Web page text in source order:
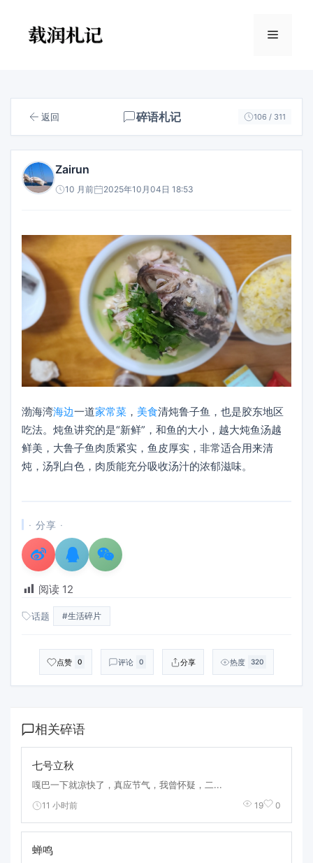
菜
返回 碎语札记 106 / 311
Zairun
10 月前 2025年10月04日 18:53
渤海湾海边一道家常菜 ， 美食清炖鲁子鱼，也是胶东地区
吃法。炖鱼讲究的是“新鲜”，和鱼的大小，越大炖鱼汤越
鲜美，大鲁子鱼肉质紧实，鱼皮厚实，非常适合用来清
炖，汤乳白色，肉质能充分吸收汤汁的浓郁滋味。
· 分享 ·
阅读 12
话题 #生活碎片
点赞 0 评论 0 分享 热度 320
相关碎语
七号立秋
嘎巴一下就凉快了，真应节气，我曾怀疑，二...
11 小时前 19 0
蝉鸣